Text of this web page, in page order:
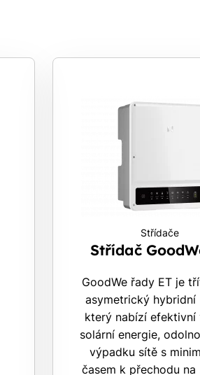
Střídače
Střídač
GoodWe řady ET je
asymetrický hybridní
který nabízí efektivní
solární energie,
výpadku sítě s
časem k přechodu na